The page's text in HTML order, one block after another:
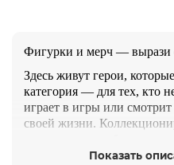
Фигурки и мерч — вырази
Здесь живут герои,
категория — для тех, кто
играет в игры или
своей жизни.
Показать